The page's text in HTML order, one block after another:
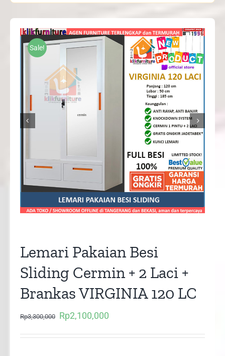
Sale!
 
Lemari Pakaian Besi
Sliding Cermin + 2 Laci +
Brankas VIRGINIA 120 LC
Rp3,300,000
Original
Rp2,100,000